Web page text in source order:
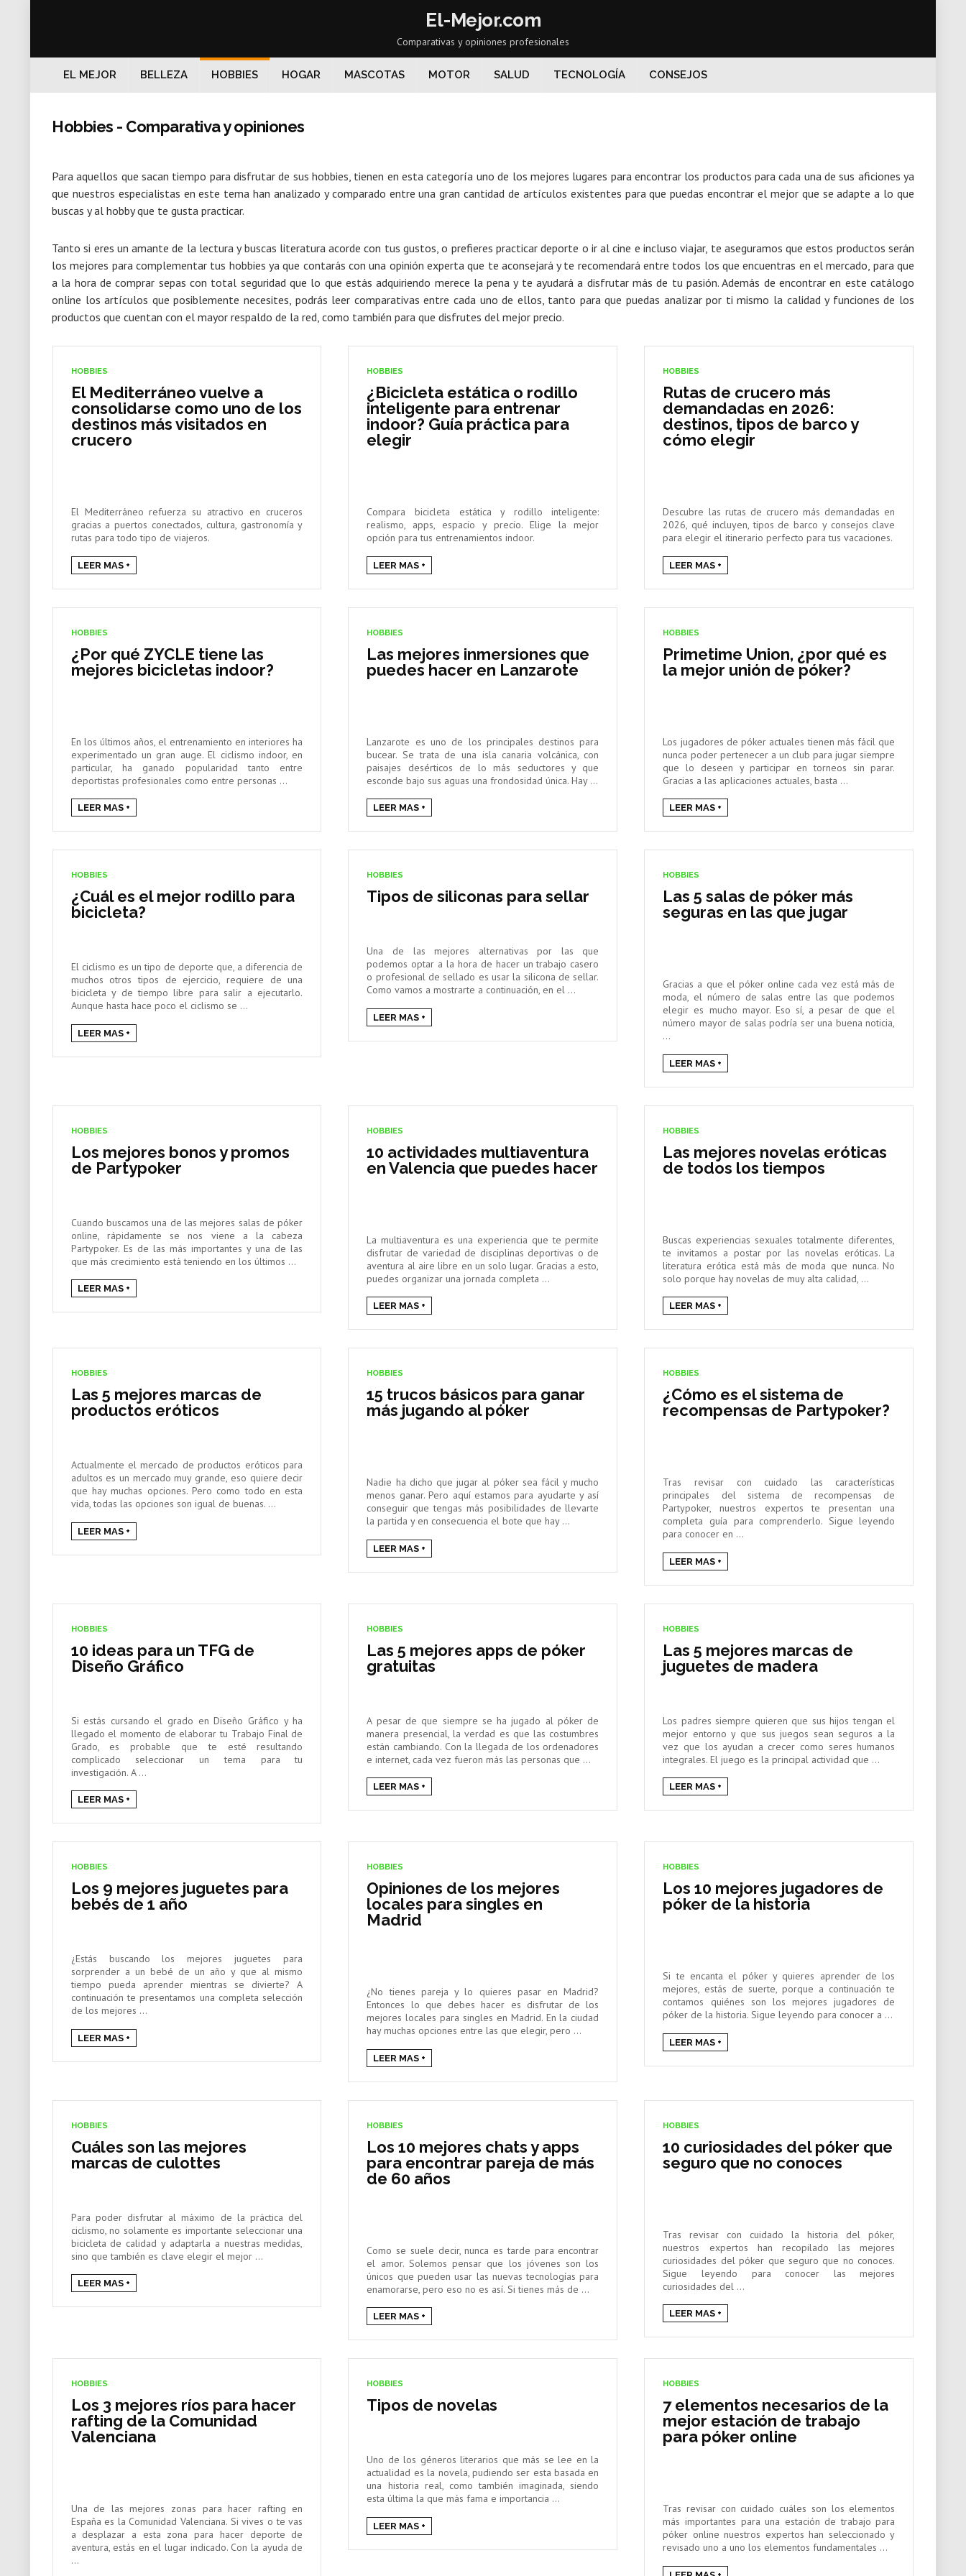
El-Mejor.com
Comparativas y opiniones profesionales
EL MEJOR BELLEZA HOBBIES HOGAR MASCOTAS MOTOR SALUD TECNOLOGÍA CONSEJOS
Hobbies - Comparativa y opiniones
Para aquellos que sacan tiempo para disfrutar de sus hobbies, tienen en esta categoría uno de los mejores lugares para encontrar los productos para cada una de sus aficiones ya
que nuestros especialistas en este tema han analizado y comparado entre una gran cantidad de artículos existentes para que puedas encontrar el mejor que se adapte a lo que
buscas y al hobby que te gusta practicar.
Tanto si eres un amante de la lectura y buscas literatura acorde con tus gustos, o prefieres practicar deporte o ir al cine e incluso viajar, te aseguramos que estos productos serán
los mejores para complementar tus hobbies ya que contarás con una opinión experta que te aconsejará y te recomendará entre todos los que encuentras en el mercado, para que
a la hora de comprar sepas con total seguridad que lo que estás adquiriendo merece la pena y te ayudará a disfrutar más de tu pasión. Además de encontrar en este catálogo
online los artículos que posiblemente necesites, podrás leer comparativas entre cada uno de ellos, tanto para que puedas analizar por ti mismo la calidad y funciones de los
productos que cuentan con el mayor respaldo de la red, como también para que disfrutes del mejor precio.
HOBBIES
El Mediterráneo vuelve a
consolidarse como uno de los
destinos más visitados en
crucero
El Mediterráneo refuerza su atractivo en cruceros
gracias a puertos conectados, cultura, gastronomía y
rutas para todo tipo de viajeros.
LEER MAS +
HOBBIES
¿Bicicleta estática o rodillo
inteligente para entrenar
indoor? Guía práctica para
elegir
Compara bicicleta estática y rodillo inteligente:
realismo, apps, espacio y precio. Elige la mejor
opción para tus entrenamientos indoor.
LEER MAS +
HOBBIES
Rutas de crucero más
demandadas en 2026:
destinos, tipos de barco y
cómo elegir
Descubre las rutas de crucero más demandadas en
2026, qué incluyen, tipos de barco y consejos clave
para elegir el itinerario perfecto para tus vacaciones.
LEER MAS +
HOBBIES
¿Por qué ZYCLE tiene las
mejores bicicletas indoor?
En los últimos años, el entrenamiento en interiores ha
experimentado un gran auge. El ciclismo indoor, en
particular, ha ganado popularidad tanto entre
deportistas profesionales como entre personas ...
LEER MAS +
HOBBIES
Las mejores inmersiones que
puedes hacer en Lanzarote
Lanzarote es uno de los principales destinos para
bucear. Se trata de una isla canaria volcánica, con
paisajes desérticos de lo más seductores y que
esconde bajo sus aguas una frondosidad única. Hay ...
LEER MAS +
HOBBIES
Primetime Union, ¿por qué es
la mejor unión de póker?
Los jugadores de póker actuales tienen más fácil que
nunca poder pertenecer a un club para jugar siempre
que lo deseen y participar en torneos sin parar.
Gracias a las aplicaciones actuales, basta ...
LEER MAS +
HOBBIES
¿Cuál es el mejor rodillo para
bicicleta?
El ciclismo es un tipo de deporte que, a diferencia de
muchos otros tipos de ejercicio, requiere de una
bicicleta y de tiempo libre para salir a ejecutarlo.
Aunque hasta hace poco el ciclismo se ...
LEER MAS +
HOBBIES
Tipos de siliconas para sellar
Una de las mejores alternativas por las que
podemos optar a la hora de hacer un trabajo casero
o profesional de sellado es usar la silicona de sellar.
Como vamos a mostrarte a continuación, en el ...
LEER MAS +
HOBBIES
Las 5 salas de póker más
seguras en las que jugar
Gracias a que el póker online cada vez está más de
moda, el número de salas entre las que podemos
elegir es mucho mayor. Eso sí, a pesar de que el
número mayor de salas podría ser una buena noticia,
...
LEER MAS +
HOBBIES
Los mejores bonos y promos
de Partypoker
Cuando buscamos una de las mejores salas de póker
online, rápidamente se nos viene a la cabeza
Partypoker. Es de las más importantes y una de las
que más crecimiento está teniendo en los últimos ...
LEER MAS +
HOBBIES
10 actividades multiaventura
en Valencia que puedes hacer
La multiaventura es una experiencia que te permite
disfrutar de variedad de disciplinas deportivas o de
aventura al aire libre en un solo lugar. Gracias a esto,
puedes organizar una jornada completa ...
LEER MAS +
HOBBIES
Las mejores novelas eróticas
de todos los tiempos
Buscas experiencias sexuales totalmente diferentes,
te invitamos a postar por las novelas eróticas. La
literatura erótica está más de moda que nunca. No
solo porque hay novelas de muy alta calidad, ...
LEER MAS +
HOBBIES
Las 5 mejores marcas de
productos eróticos
Actualmente el mercado de productos eróticos para
adultos es un mercado muy grande, eso quiere decir
que hay muchas opciones. Pero como todo en esta
vida, todas las opciones son igual de buenas. ...
LEER MAS +
HOBBIES
15 trucos básicos para ganar
más jugando al póker
Nadie ha dicho que jugar al póker sea fácil y mucho
menos ganar. Pero aquí estamos para ayudarte y así
conseguir que tengas más posibilidades de llevarte
la partida y en consecuencia el bote que hay ...
LEER MAS +
HOBBIES
¿Cómo es el sistema de
recompensas de Partypoker?
Tras revisar con cuidado las características
principales del sistema de recompensas de
Partypoker, nuestros expertos te presentan una
completa guía para comprenderlo. Sigue leyendo
para conocer en ...
LEER MAS +
HOBBIES
10 ideas para un TFG de
Diseño Gráfico
Si estás cursando el grado en Diseño Gráfico y ha
llegado el momento de elaborar tu Trabajo Final de
Grado, es probable que te esté resultando
complicado seleccionar un tema para tu
investigación. A ...
LEER MAS +
HOBBIES
Las 5 mejores apps de póker
gratuitas
A pesar de que siempre se ha jugado al póker de
manera presencial, la verdad es que las costumbres
están cambiando. Con la llegada de los ordenadores
e internet, cada vez fueron más las personas que ...
LEER MAS +
HOBBIES
Las 5 mejores marcas de
juguetes de madera
Los padres siempre quieren que sus hijos tengan el
mejor entorno y que sus juegos sean seguros a la
vez que los ayudan a crecer como seres humanos
integrales. El juego es la principal actividad que ...
LEER MAS +
HOBBIES
Los 9 mejores juguetes para
bebés de 1 año
¿Estás buscando los mejores juguetes para
sorprender a un bebé de un año y que al mismo
tiempo pueda aprender mientras se divierte? A
continuación te presentamos una completa selección
de los mejores ...
LEER MAS +
HOBBIES
Opiniones de los mejores
locales para singles en
Madrid
¿No tienes pareja y lo quieres pasar en Madrid?
Entonces lo que debes hacer es disfrutar de los
mejores locales para singles en Madrid. En la ciudad
hay muchas opciones entre las que elegir, pero ...
LEER MAS +
HOBBIES
Los 10 mejores jugadores de
póker de la historia
Si te encanta el póker y quieres aprender de los
mejores, estás de suerte, porque a continuación te
contamos quiénes son los mejores jugadores de
póker de la historia. Sigue leyendo para conocer a ...
LEER MAS +
HOBBIES
Cuáles son las mejores
marcas de culottes
Para poder disfrutar al máximo de la práctica del
ciclismo, no solamente es importante seleccionar una
bicicleta de calidad y adaptarla a nuestras medidas,
sino que también es clave elegir el mejor ...
LEER MAS +
HOBBIES
Los 10 mejores chats y apps
para encontrar pareja de más
de 60 años
Como se suele decir, nunca es tarde para encontrar
el amor. Solemos pensar que los jóvenes son los
únicos que pueden usar las nuevas tecnologías para
enamorarse, pero eso no es así. Si tienes más de ...
LEER MAS +
HOBBIES
10 curiosidades del póker que
seguro que no conoces
Tras revisar con cuidado la historia del póker,
nuestros expertos han recopilado las mejores
curiosidades del póker que seguro que no conoces.
Sigue leyendo para conocer las mejores
curiosidades del ...
LEER MAS +
HOBBIES
Los 3 mejores ríos para hacer
rafting de la Comunidad
Valenciana
Una de las mejores zonas para hacer rafting en
España es la Comunidad Valenciana. Si vives o te vas
a desplazar a esta zona para hacer deporte de
aventura, estás en el lugar indicado. Con la ayuda de
...
HOBBIES
Tipos de novelas
Uno de los géneros literarios que más se lee en la
actualidad es la novela, pudiendo ser esta basada en
una historia real, como también imaginada, siendo
esta última la que más fama e importancia ...
LEER MAS +
HOBBIES
7 elementos necesarios de la
mejor estación de trabajo
para póker online
Tras revisar con cuidado cuáles son los elementos
más importantes para una estación de trabajo para
póker online nuestros expertos han seleccionado y
revisado uno a uno los elementos fundamentales ...